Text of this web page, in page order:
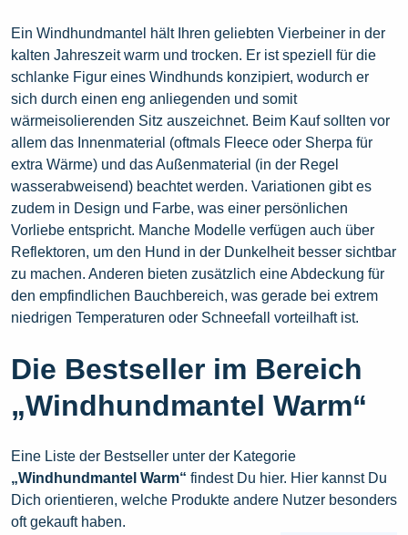
Ein Windhundmantel hält Ihren geliebten Vierbeiner in der
kalten Jahreszeit warm und trocken. Er ist speziell für die
schlanke Figur eines Windhunds konzipiert, wodurch er
sich durch einen eng anliegenden und somit
wärmeisolierenden Sitz auszeichnet. Beim Kauf sollten vor
allem das Innenmaterial (oftmals Fleece oder Sherpa für
extra Wärme) und das Außenmaterial (in der Regel
wasserabweisend) beachtet werden. Variationen gibt es
zudem in Design und Farbe, was einer persönlichen
Vorliebe entspricht. Manche Modelle verfügen auch über
Reflektoren, um den Hund in der Dunkelheit besser sichtbar
zu machen. Anderen bieten zusätzlich eine Abdeckung für
den empfindlichen Bauchbereich, was gerade bei extrem
niedrigen Temperaturen oder Schneefall vorteilhaft ist.
Die Bestseller im Bereich
„Windhundmantel Warm“
Eine Liste der Bestseller unter der Kategorie
„Windhundmantel Warm“ findest Du hier. Hier kannst Du
Dich orientieren, welche Produkte andere Nutzer besonders
oft gekauft haben.